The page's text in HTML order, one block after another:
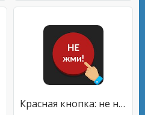
Красная кнопка: не нажимай, без интернета, аркада